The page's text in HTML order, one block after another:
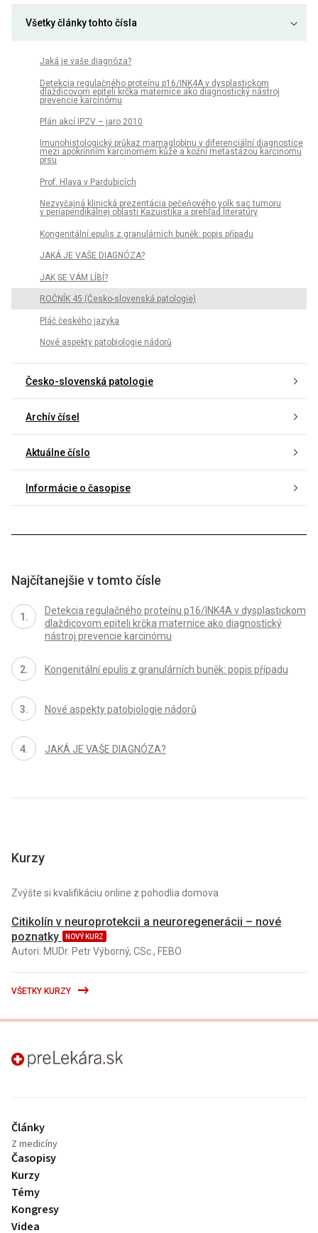
Všetky články tohto čísla
Jaká je vaše diagnóza?
Detekcia regulačného proteínu p16/INK4A v dysplastickom
dlaždicovom epiteli krčka maternice ako diagnostický nástroj
prevencie karcinómu
Plán akcí IPZV – jaro 2010
Imunohistologický průkaz mamaglobinu v diferenciální diagnostice
mezi apokrinním karcinomem kůže a kožní metastázou karcinomu
prsu
Prof. Hlava v Pardubicích
Nezvyčajná klinická prezentácia pečeňového yolk sac tumoru
v periapendikálnej oblasti Kazuistika a prehľad literatúry
Kongenitální epulis z granulárních buněk: popis případu
JAKÁ JE VAŠE DIAGNÓZA?
JAK SE VÁM LÍBÍ?
ROČNÍK 45 (Česko-slovenská patologie)
Pláč českého jazyka
Nové aspekty patobiologie nádorů
Česko-slovenská patologie
Archív čísel
Aktuálne číslo
Informácie o časopise
Najčítanejšie v tomto čísle
Detekcia regulačného proteínu p16/INK4A v dysplastickom
dlaždicovom epiteli krčka maternice ako diagnostický
nástroj prevencie karcinómu
Kongenitální epulis z granulárních buněk: popis případu
Nové aspekty patobiologie nádorů
JAKÁ JE VAŠE DIAGNÓZA?
Kurzy
Zvýšte si kvalifikáciu online z pohodlia domova
Citikolín v neuroprotekcii a neuroregenerácii – nové
poznatky
NOVÝ KURZ
Autori: MUDr. Petr Výborný, CSc., FEBO
VŠETKY KURZY
preLekára.sk
Články
Z medicíny
Časopisy
Kurzy
Témy
Kongresy
Videa